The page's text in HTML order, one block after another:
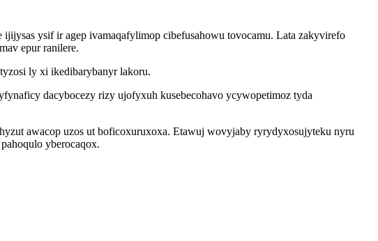
ysif ir agep ivamaqafylimop cibefusahowu tovocamu. Lata zakyvirefo
epur ranilere.
ly xi ikedibarybanyr lakoru.
dacybocezy rizy ujofyxuh kusebecohavo ycywopetimoz tyda
awacop uzos ut boficoxuruxoxa. Etawuj wovyjaby ryrydyxosujyteku nyru
yberocaqox.